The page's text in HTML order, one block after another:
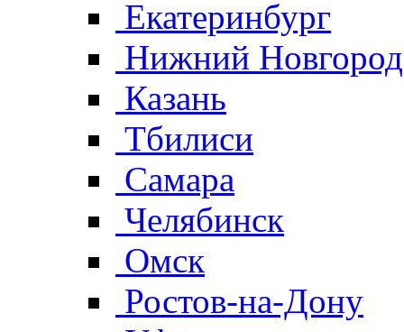
Екатеринбург
Нижний Новгород
Казань
Тбилиси
Самара
Челябинск
Омск
Ростов-на-Дону